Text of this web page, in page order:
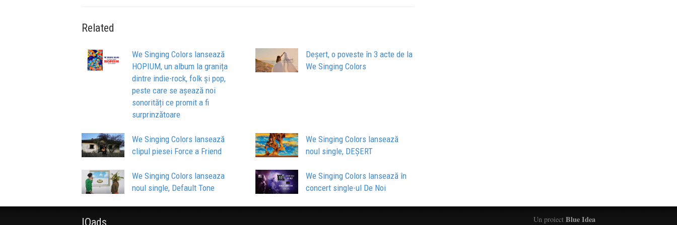
Related
We Singing Colors lansează
HOPIUM, un album la granița
dintre indie-rock, folk și pop,
peste care se așează noi
sonorități ce promit a fi
surprinzătoare
Deșert, o poveste în 3 acte de la
We Singing Colors
We Singing Colors lansează
clipul piesei Force a Friend
We Singing Colors lansează
noul single, DEȘERT
We Singing Colors lanseaza
noul single, Default Tone
We Singing Colors lansează în
concert single-ul De Noi
Un proiect Blue Idea
IQads